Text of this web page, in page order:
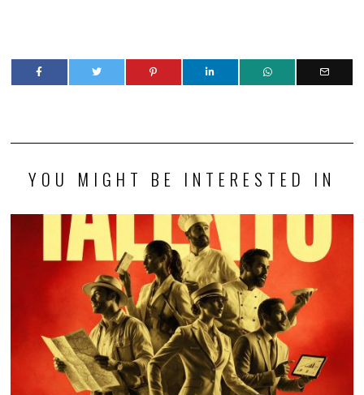
YOU MIGHT BE INTERESTED IN